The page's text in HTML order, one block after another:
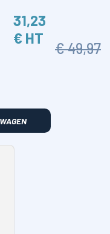
31,23
€ HT
€ 49,97